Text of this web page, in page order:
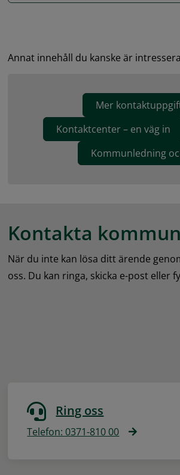
Annat innehåll du kanske är
Mer
Kontaktcenter – en väg in
Kommunledning
Kontakta
När du inte kan lösa ditt ärende
oss. Du kan ringa, skicka e-post eller
Ring oss
Telefon: 0371-810 00